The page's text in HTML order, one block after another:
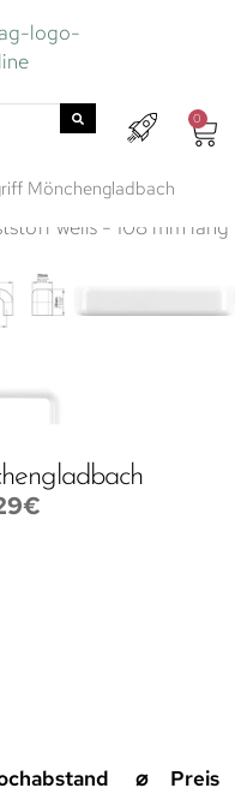
0
Mönchengladbach
€
⌀
Preis